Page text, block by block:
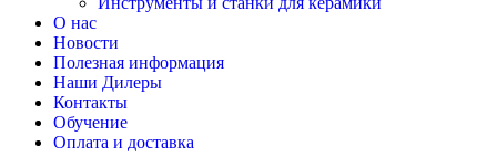
О нас
Новости
Полезная информация
Наши Дилеры
Контакты
Обучение
Оплата и доставка